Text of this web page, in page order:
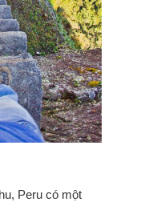
Peru có một